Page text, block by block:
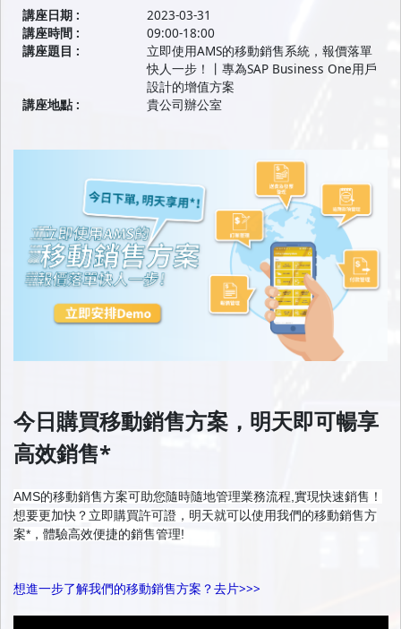
講座日期 :
2023-03-31
講座時間 :
09:00-18:00
講座題目 :
立即使用AMS的移動銷售系統，報價落單
快人一步！丨專為SAP Business One用戶
設計的增值方案
講座地點 :
貴公司辦公室
今日購買移動銷售方案，明天即可暢享
高效銷售*
AMS的移動銷售方案可助您隨時隨地管理業務流程,實現快速銷售！
想要更加快？立即購買許可證，明天就可以使用我們的移動銷售方
案*，體驗高效便捷的銷售管理!
想進一步了解我們的移動銷售方案？去片>>>